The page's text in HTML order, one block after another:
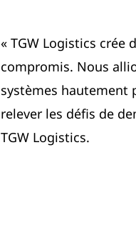
« TGW Logistics crée
compromis. Nous
systèmes hautement
relever les défis de
TGW Logistics.